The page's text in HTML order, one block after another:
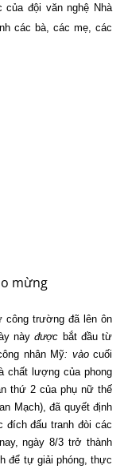
đội văn nghệ Nhà
các bà, các mẹ, các
mừng
công trường đã lên ôn
nàyđược bắt đầu từ
nhân Mỹ: vàocuối
lượng của phong
thứ 2 của phụ nữ thế
Mạch), đã quyết định
đích đấu tranh đòi các
ngày 8/3 trở thành
để tự giải phóng, thực